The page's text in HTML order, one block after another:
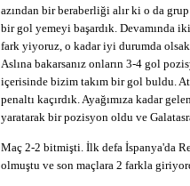
azından bir beraberliği alır ki o da
bir gol yemeyi başardık. Devamında
fark yiyoruz, o kadar iyi durumda
Aslına bakarsanız onların 3-4 gol
içerisinde bizim takım bir gol buldu.
penaltı kaçırdık. Ayağımıza kadar
yaratarak bir pozisyon oldu ve
Maç 2-2 bitmişti. İlk defa İspanya'da
olmuştu ve son maçlara 2 farkla